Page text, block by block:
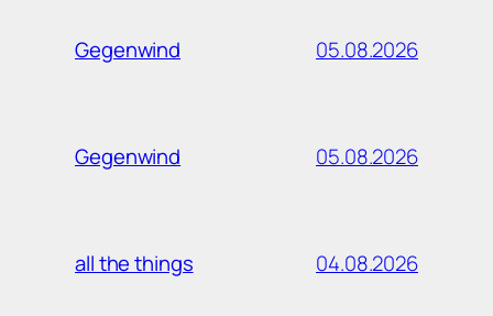
Gegenwind 05.08.2026
Gegenwind 05.08.2026
all the things 04.08.2026